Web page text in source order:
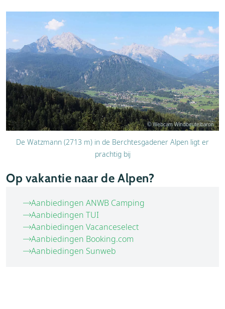
© Webcam Windbeutelbaron
De Watzmann (2713 m) in de Berchtesgadener Alpen ligt er
prachtig bij
Op vakantie naar de Alpen?
Aanbiedingen ANWB Camping
Aanbiedingen TUI
Aanbiedingen Vacanceselect
Aanbiedingen Booking.com
Aanbiedingen Sunweb